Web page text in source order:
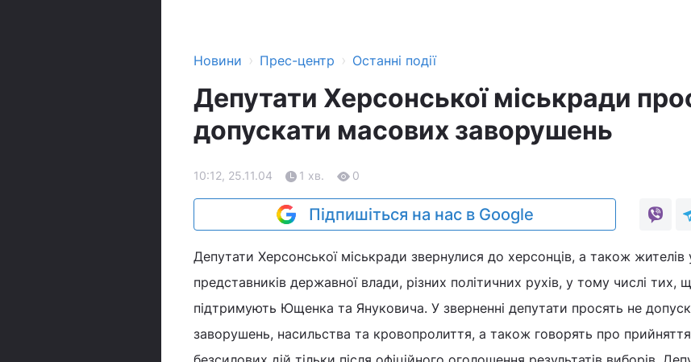
Новини › Прес-центр › Останні події
Депутати Херсонської міськради
допускати масових заворушень
10:12, 25.11.04 1 хв. 0
Підпишіться на нас в Google
Депутати Херсонської міськради звернулися до херсонців, а також жителів
представників державної влади, різних політичних рухів, у тому числі тих,
підтримують Ющенка та Януковича. У зверненні депутати просять не
заворушень, насильства та кровопролиття, а також говорять про